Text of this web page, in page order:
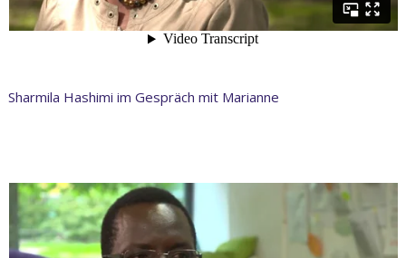
Sharmila Hashimi im Gespräch mit Marianne